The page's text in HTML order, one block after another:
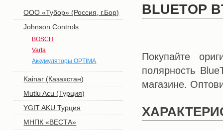
BLUETOP
Покупайте
полярность
магазине.
OОО «Тубор» (Россия, г.Бор)
Johnson Controls
BOSCH
Varta
Аккумуляторы OPTIMA
Kainar (Казахстан)
Mutlu Acu (Турция)
YGIT AKU Турция
MНПК «ВЕСТА»